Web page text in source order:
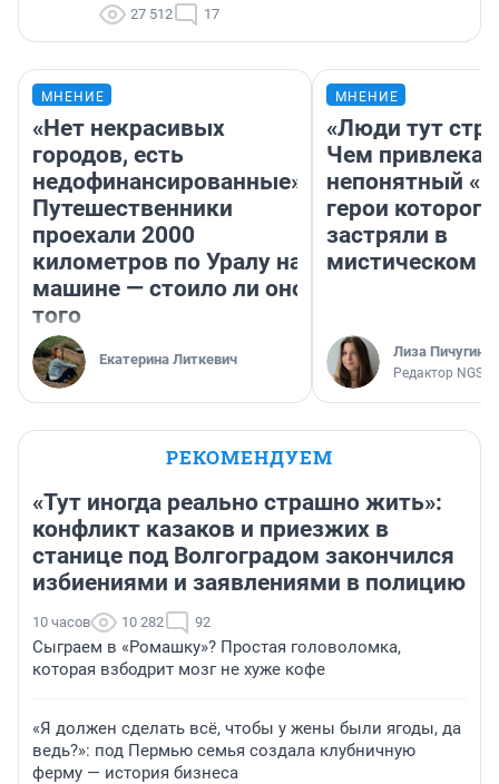
27 512 17
МНЕНИЕ
«Нет некрасивых
городов, есть
недофинансированные».
Путешественники
проехали 2000
километров по Уралу на
машине — стоило ли оно
того
Екатерина Литкевич
МНЕНИЕ
«Люди тут
Чем
непонятный
герои которого
застряли в
мистическом
Лиза Пичугина
Редактор
РЕКОМЕНДУЕМ
«Тут иногда реально страшно жить»:
конфликт казаков и приезжих в
станице под Волгоградом закончился
избиениями и заявлениями в полицию
10 часов 10 282 92
Сыграем в «Ромашку»? Простая головоломка,
которая взбодрит мозг не хуже кофе
«Я должен сделать всё, чтобы у жены были ягоды, да
ведь?»: под Пермью семья создала клубничную
ферму — история бизнеса